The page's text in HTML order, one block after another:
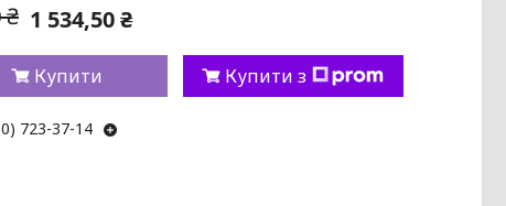
₴ 1 534,50 ₴
Купити Купити з
723-37-14